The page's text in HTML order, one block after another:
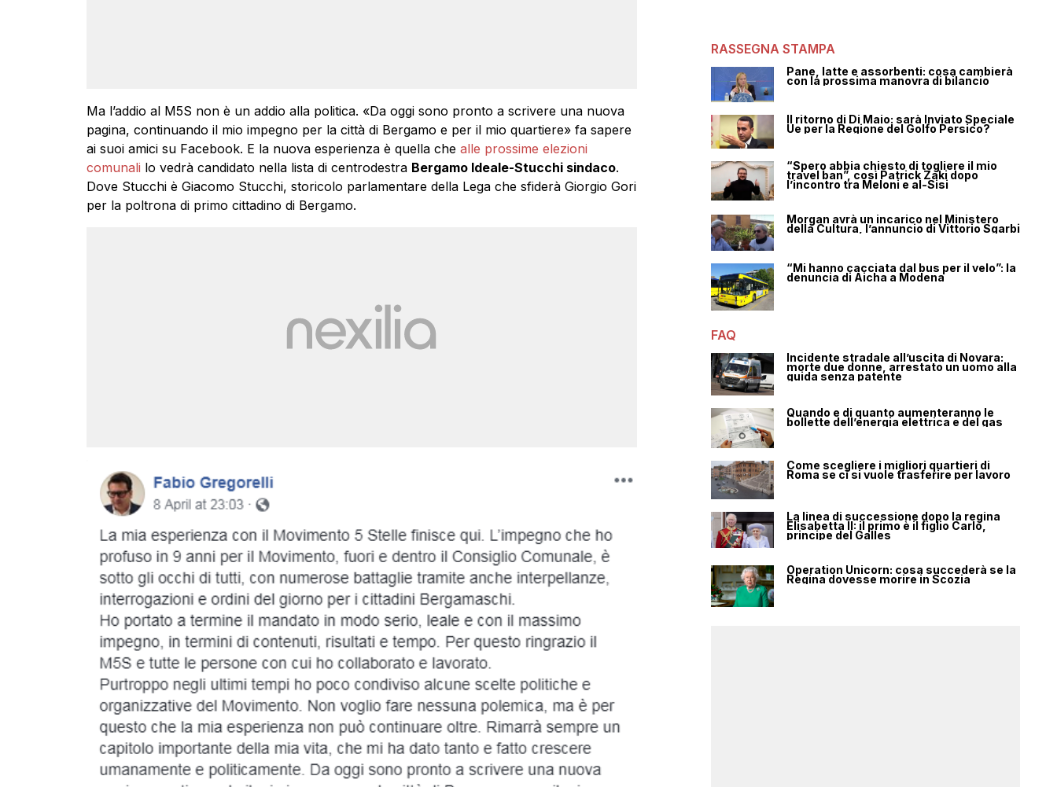
Ma l’addio al M5S non è un addio alla politica. «Da oggi sono pronto a scrivere una nuova
pagina, continuando il mio impegno per la città di Bergamo e per il mio quartiere» fa sapere
ai suoi amici su Facebook. E la nuova esperienza è quella che alle prossime elezioni
comunali lo vedrà candidato nella lista di centrodestra Bergamo Ideale-Stucchi sindaco.
Dove Stucchi è Giacomo Stucchi, storicolo parlamentare della Lega che sfiderà Giorgio Gori
per la poltrona di primo cittadino di Bergamo.
RASSEGNA STAMPA
Pane, latte e assorbenti: cosa cambierà
con la prossima manovra di bilancio
Il ritorno di Di Maio: sarà Inviato Speciale
Ue per la Regione del Golfo Persico?
“Spero abbia chiesto di togliere il mio
travel ban”, così Patrick Zaki dopo
l’incontro tra Meloni e al-Sisi
Morgan avrà un incarico nel Ministero
della Cultura, l’annuncio di Vittorio Sgarbi
“Mi hanno cacciata dal bus per il velo”: la
denuncia di Aicha a Modena
FAQ
Incidente stradale all’uscita di Novara:
morte due donne, arrestato un uomo alla
guida senza patente
Quando e di quanto aumenteranno le
bollette dell’energia elettrica e del gas
Come scegliere i migliori quartieri di
Roma se ci si vuole trasferire per lavoro
La linea di successione dopo la regina
Elisabetta II: il primo è il figlio Carlo,
principe del Galles
Operation Unicorn: cosa succederà se la
Regina dovesse morire in Scozia